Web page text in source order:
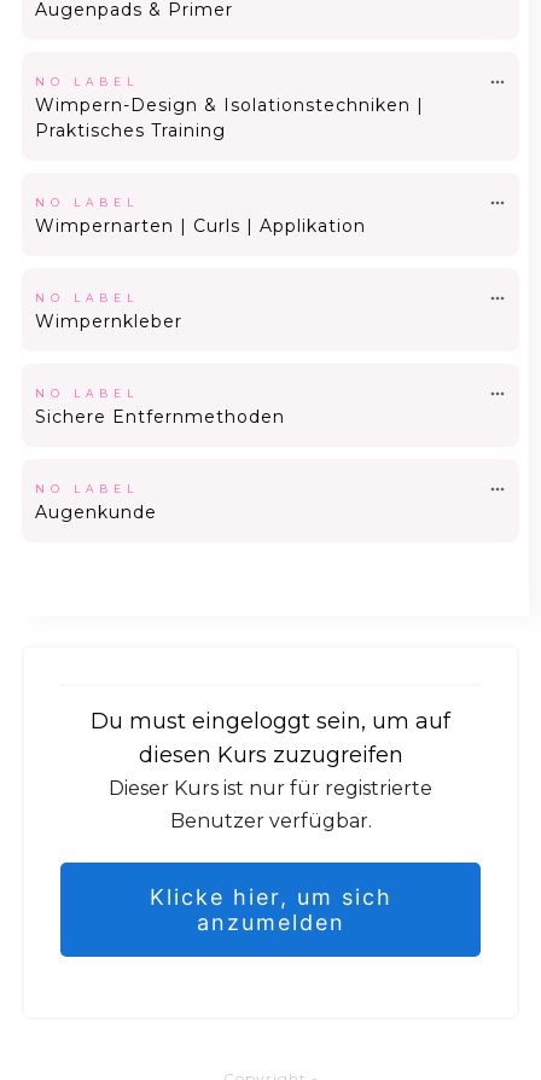
Du must eingeloggt sein, um auf
diesen Kurs zuzugreifen
Dieser Kurs ist nur für registrierte
Benutzer verfügbar.
Klicke hier, um sich
anzumelden
Augenpads & Primer
NO LABEL
Wimpern-Design & Isolationstechniken |
Praktisches Training
NO LABEL
Wimpernarten | Curls | Applikation
NO LABEL
Wimpernkleber
NO LABEL
Sichere Entfernmethoden
NO LABEL
Augenkunde